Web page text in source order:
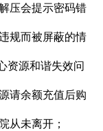
压会提示密码错
规而被屏蔽的情
资源和谐失效问
请余额充值后购
从未离开；